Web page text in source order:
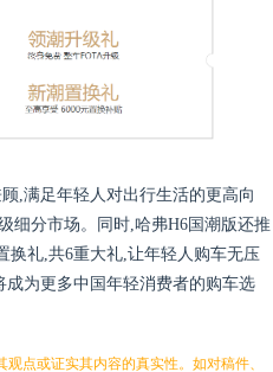
,满足年轻人对出行生活的更高向
细分市场。同时,哈弗H6国潮版还推
换礼,共6重大礼,让年轻人购车无压
为更多中国年轻消费者的购车选
点或证实其内容的真实性。如对稿件、